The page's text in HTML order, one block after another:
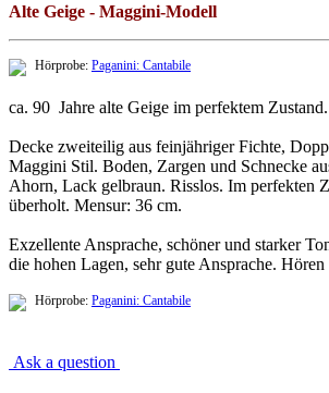
Alte Geige - Maggini-Modell
Hörprobe: Paganini: Cantabile
ca. 90 Jahre alte Geige im perfektem
Decke zweiteilig aus feinjähriger Fichte,
Maggini Stil. Boden, Zargen und Schnecke
Ahorn, Lack gelbraun. Risslos. Im perfekten
überholt. Mensur: 36 cm.
Exzellente Ansprache, schöner und starker
die hohen Lagen, sehr gute Ansprache. Hören
Hörprobe: Paganini: Cantabile
Ask a question